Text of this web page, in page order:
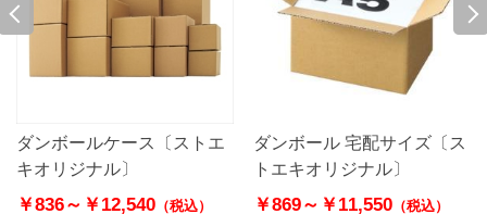
ダンボールケース〔ストエ
キオリジナル〕
￥836～ ￥12,540 （税込）
ダンボール 宅配サイズ〔ス
トエキオリジナル〕
￥869～ ￥11,550 （税込）